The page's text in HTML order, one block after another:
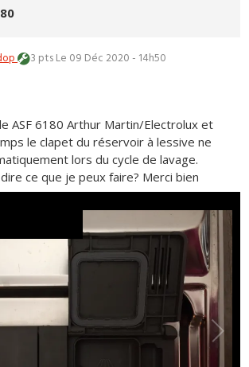
3 ptsLe 09 Déc 2020 - 14h50
ASF 6180 Arthur Martin/Electrolux et
le clapet du réservoir à lessive ne
lors du cycle de lavage.
ce que je peux faire? Merci bien